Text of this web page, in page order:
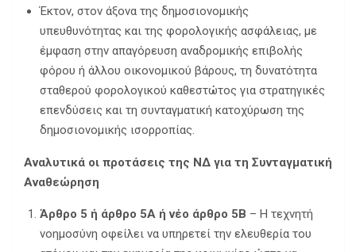
Έκτον, στον άξονα της δημοσιονομικής
υπευθυνότητας και της φορολογικής ασφάλειας, με
έμφαση στην απαγόρευση αναδρομικής επιβολής
φόρου ή άλλου οικονομικού βάρους, τη δυνατότητα
σταθερού φορολογικού καθεστώτος για στρατηγικές
επενδύσεις και τη συνταγματική κατοχύρωση της
δημοσιονομικής ισορροπίας.
Αναλυτικά οι προτάσεις της ΝΔ για τη Συνταγματική
Αναθεώρηση
Άρθρο 5 ή άρθρο 5Α ή νέο άρθρο 5Β – Η τεχνητή
νοημοσύνη οφείλει να υπηρετεί την ελευθερία του